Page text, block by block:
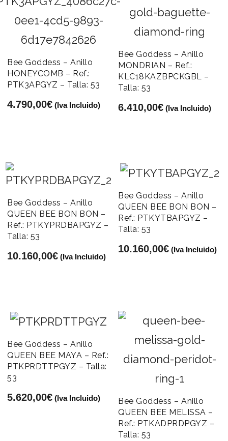
Bee Goddess – Anillo
HONEYCOMB – Ref.:
PTK3APGYZ – Talla: 53
4.790,00€ (Iva Incluido)
Bee Goddess – Anillo
MONDRIAN – Ref.:
KLC18KAZBPCKGBL –
Talla: 53
6.410,00€ (Iva Incluido)
Bee Goddess – Anillo
QUEEN BEE BON BON –
Ref.: PTKYPRDBAPGYZ –
Talla: 53
10.160,00€ (Iva Incluido)
Bee Goddess – Anillo
QUEEN BEE BON BON –
Ref.: PTKYTBAPGYZ –
Talla: 53
10.160,00€ (Iva Incluido)
Bee Goddess – Anillo
QUEEN BEE MAYA – Ref.:
PTKPRDTTPGYZ – Talla:
53
5.620,00€ (Iva Incluido)
Bee Goddess – Anillo
QUEEN BEE MELISSA –
Ref.: PTKADPRDPGYZ –
Talla: 53